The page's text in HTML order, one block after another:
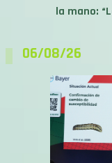
la mano:
06/08/26